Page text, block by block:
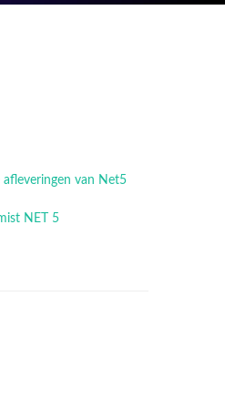
afleveringen van Net5
NET 5